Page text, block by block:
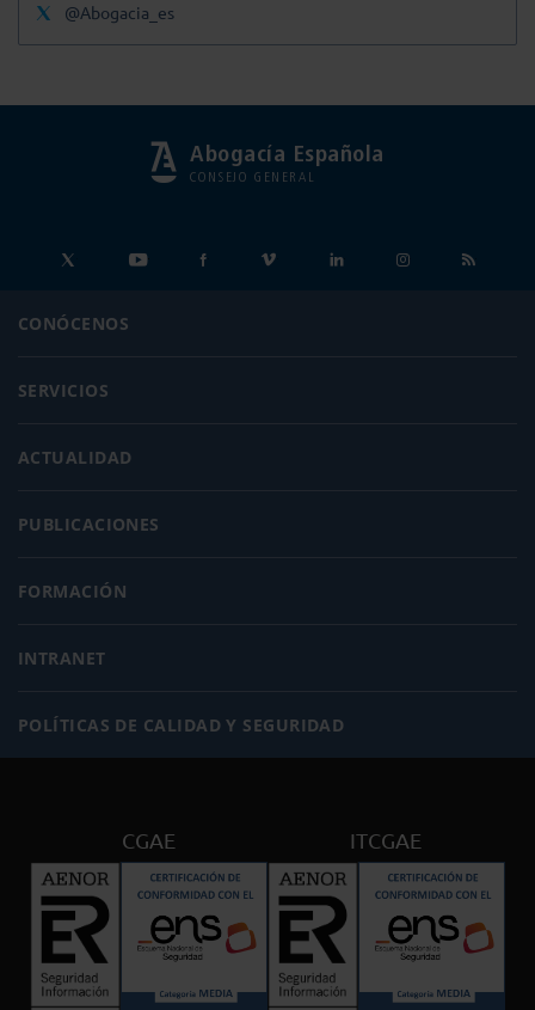
@Abogacia_es
Abogacía Española
CONSEJO GENERAL
CONÓCENOS
SERVICIOS
ACTUALIDAD
PUBLICACIONES
FORMACIÓN
INTRANET
POLÍTICAS DE CALIDAD Y SEGURIDAD
CGAE ITCGAE